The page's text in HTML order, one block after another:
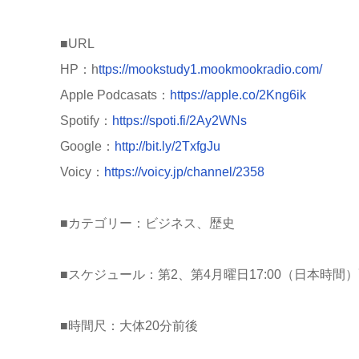
■URL
HP：https://mookstudy1.mookmookradio.com/
Apple Podcasats： https://apple.co/2Kng6ik
Spotify： https://spoti.fi/2Ay2WNs
Google： http://bit.ly/2TxfgJu
Voicy： https://voicy.jp/channel/2358
■カテゴリー：ビジネス、歴史
■スケジュール：第2、第4月曜日17:00（日本時間
■時間尺：大体20分前後